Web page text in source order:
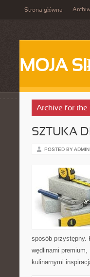
Strona główna
MOJA
Archive for the
SZTUKA
POSTED BY ADMIN
sposób przystępny.
wędlinami
kulinarnymi